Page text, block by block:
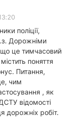
поліції,
Дорожніми
це тимчасовий
поняття
Питання,
чим
, як
відомості
дорожніх робіт.